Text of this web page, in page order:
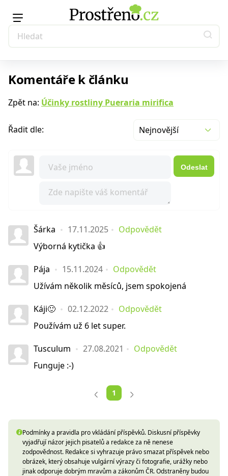
Komentáře k článku
Zpět na: Účinky rostliny Pueraria mirifica
Řadit dle: Nejnovější
Odeslat
Šárka 17.11.2025
Odpovědět
Výborná kytička 👍
Pája 15.11.2024
Odpovědět
Užívám několik měsíců, jsem spokojená
Káji🙂 02.12.2022
Odpovědět
Používám už 6 let super.
Tusculum 27.08.2021
Odpovědět
Funguje :-)
1
Podmínky a pravidla pro vkládání příspěvků. Diskusní příspěvky
vyjadřují názor jejich pisatelů a redakce za ně nenese
zodpovědnost. Redakce si vyhrazuje právo smazat příspěvek nebo
obrázek, který obsahuje vulgární výrazy či fotografie, urážky nebo
jinak odporuje dobrým mravům a zákonům ČR. Odstraněny budou